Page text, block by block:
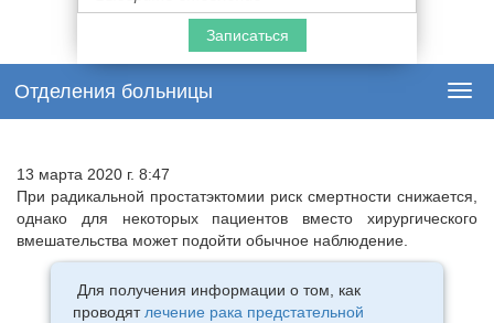
Отделения больницы
13 марта 2020 г. 8:47
При радикальной простатэктомии риск смертности снижается,
однако для некоторых пациентов вместо хирургического
вмешательства может подойти обычное наблюдение.
Для получения информации о том, как
проводят лечение рака предстательной